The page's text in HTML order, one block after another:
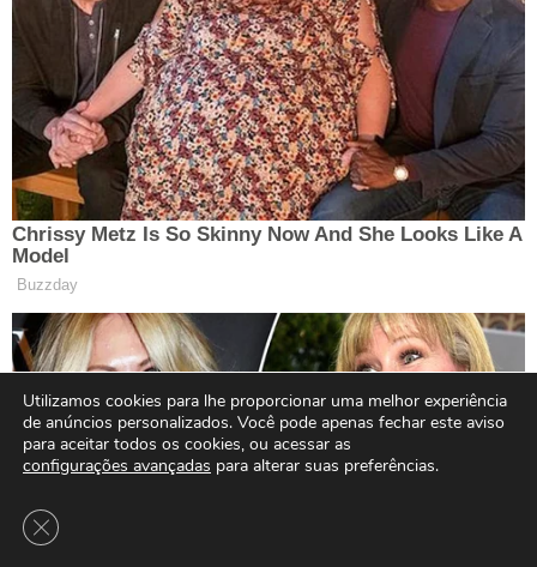
Utilizamos cookies para lhe proporcionar uma melhor experiência
de anúncios personalizados. Você pode apenas fechar este aviso
para aceitar todos os cookies, ou acessar as
configurações avançadas para alterar suas preferências.
Close GDPR Cookie Banner